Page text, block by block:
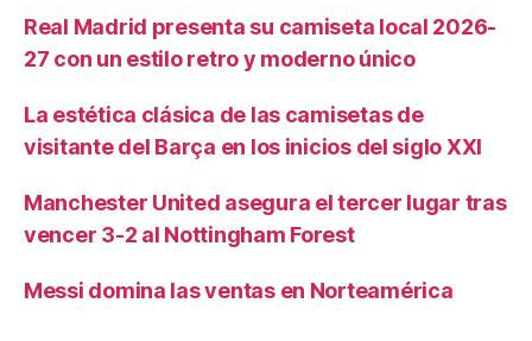
Real Madrid presenta su camiseta local 2026-
27 con un estilo retro y moderno único
La estética clásica de las camisetas de
visitante del Barça en los inicios del siglo XXI
Manchester United asegura el tercer lugar tras
vencer 3-2 al Nottingham Forest
Messi domina las ventas en Norteamérica